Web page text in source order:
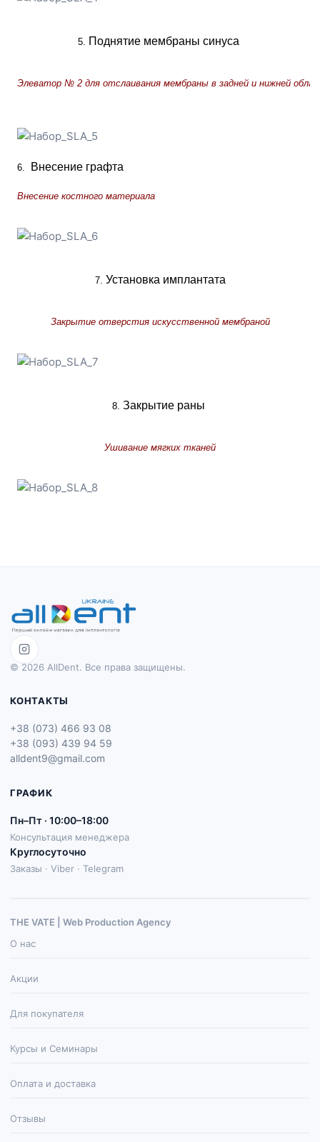
5. Поднятие мембраны синуса
Элеватор № 2 для отслаивания мембраны в задней и нижней
6. Внесение графта
Внесение костного материала
7. Установка имплантата
Закрытие отверстия искусственной мембраной
8. Закрытие раны
Ушивание мягких тканей
© 2026 AllDent. Все права защищены.
КОНТАКТЫ
+38 (073) 466 93 08
+38 (093) 439 94 59
alldent9@gmail.com
ГРАФИК
Пн–Пт · 10:00–18:00
Консультация менеджера
Круглосуточно
Заказы · Viber · Telegram
THE VATE | Web Production Agenсy
О нас
Акции
Для покупателя
Курсы и Семинары
Оплата и доставка
Отзывы